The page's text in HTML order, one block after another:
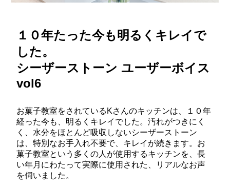
１０年たった今も明るくキレイで
した。
シーザーストーン ユーザーボイス
vol6
お菓子教室をされているKさんのキッチンは、１０年
経った今も、明るくキレイでした。汚れがつきにく
く、水分をほとんど吸収しないシーザーストーン
は、特別なお手入れ不要で、キレイが続きます。お
菓子教室という多くの人が使用するキッチンを、長
い年月にわたって実際に使用された、リアルなお声
を伺いました。